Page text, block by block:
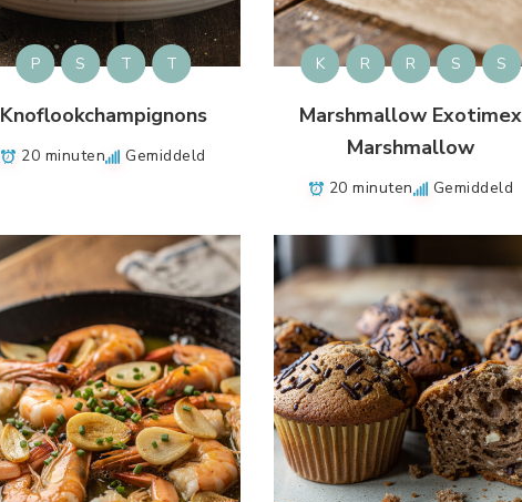
P S T T
Knoflookchampignons
20 minuten Gemiddeld
K R R S S
Marshmallow Exotimex
Marshmallow
20 minuten Gemiddeld